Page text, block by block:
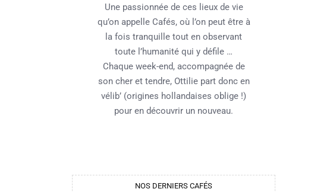
Une passionnée de ces lieux de vie
qu’on appelle Cafés, où l’on peut être à
la fois tranquille tout en observant
toute l’humanité qui y défile …
Chaque week-end, accompagnée de
son cher et tendre, Ottilie part donc en
vélib’ (origines hollandaises oblige !)
pour en découvrir un nouveau.
NOS DERNIERS CAFÉS​